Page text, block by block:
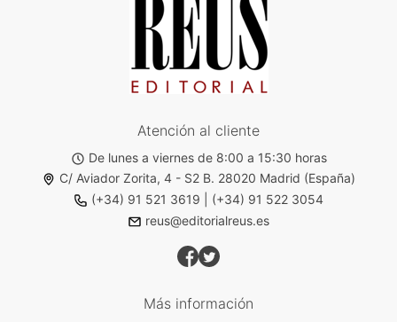
Atención al cliente
De lunes a viernes de 8:00 a 15:30 horas
C/ Aviador Zorita, 4 - S2 B. 28020 Madrid (España)
(+34) 91 521 3619
(+34) 91 522 3054
reus@editorialreus.es
Más información